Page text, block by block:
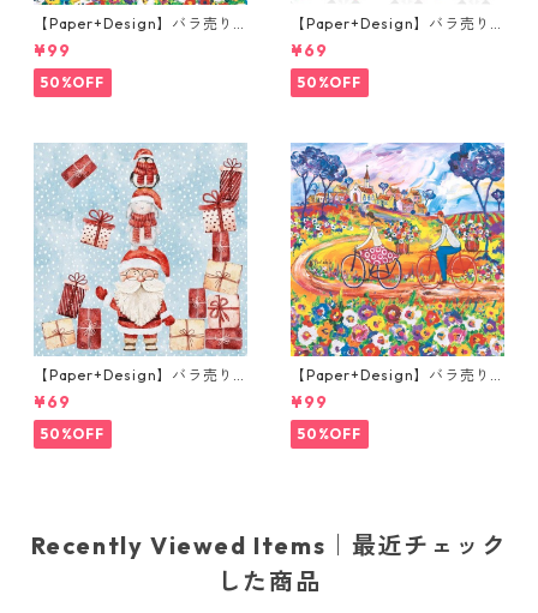
【Paper+Design】バラ売り2
枚 ランチサイズ ペーパーナプ
キン Portchie Art The City G
irl ピンク
¥99
50%OFF
【Paper+Design】バラ売り2
枚 ランチサイズ ペーパーナプ
キン Festive florals ホワイト
¥69
50%OFF
【Paper+Design】バラ売り2
枚 ランチサイズ ペーパーナプ
キン Santas helpers ライト
ブルー
¥69
50%OFF
【Paper+Design】バラ売り2
枚 ランチサイズ ペーパーナプ
キン Portchie Art Flowers fo
r Aunt Julieta レッド
¥99
50%OFF
Recently Viewed Items｜最近チェック
した商品